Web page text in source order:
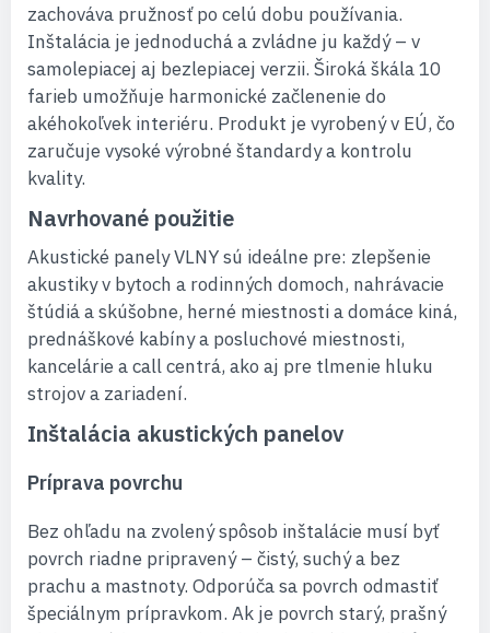
zachováva pružnosť po celú dobu používania.
Inštalácia je jednoduchá a zvládne ju každý – v
samolepiacej aj bezlepiacej verzii. Široká škála 10
farieb umožňuje harmonické začlenenie do
akéhokoľvek interiéru. Produkt je vyrobený v EÚ, čo
zaručuje vysoké výrobné štandardy a kontrolu
kvality.
Navrhované použitie
Akustické panely VLNY sú ideálne pre: zlepšenie
akustiky v bytoch a rodinných domoch, nahrávacie
štúdiá a skúšobne, herné miestnosti a domáce kiná,
prednáškové kabíny a posluchové miestnosti,
kancelárie a call centrá, ako aj pre tlmenie hluku
strojov a zariadení.
Inštalácia akustických panelov
Príprava povrchu
Bez ohľadu na zvolený spôsob inštalácie musí byť
povrch riadne pripravený – čistý, suchý a bez
prachu a mastnoty. Odporúča sa povrch odmastiť
špeciálnym prípravkom. Ak je povrch starý, prašný